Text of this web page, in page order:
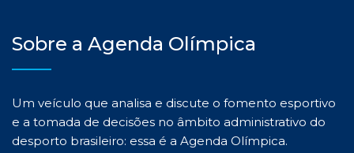
Sobre a Agenda Olímpica
Um veículo que analisa e discute o fomento esportivo
e a tomada de decisões no âmbito administrativo do
desporto brasileiro: essa é a Agenda Olímpica.